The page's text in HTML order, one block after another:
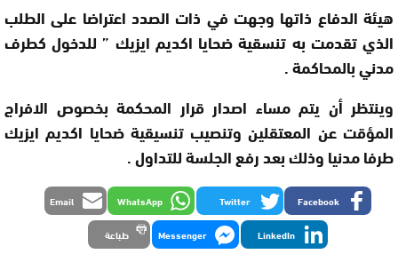
هيئة الدفاع ذاتها وجهت في ذات الصدد اعتراضا على الطلب
الذي تقدمت به تنسقية ضحايا اكديم ايزيك ” للدخول كطرف
مدني بالمحاكمة .
وينتظر أن يتم مساء اصدار قرار المحكمة بخصوص الافراج
المؤقت عن المعتقلين وتنصيب تنسيقية ضحايا اكديم ايزيك
طرفا مدنيا وذلك بعد رفع الجلسة للتداول .
Facebook
Twitter
WhatsApp
Email
LinkedIn
Messenger طباعة